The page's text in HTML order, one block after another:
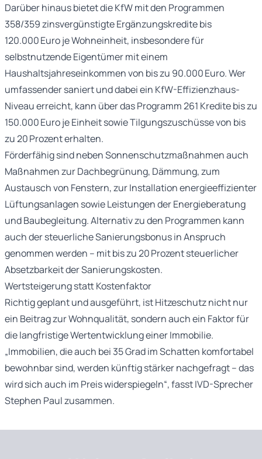
Darüber hinaus bietet die KfW mit den Programmen
358/359 zinsvergünstigte Ergänzungskredite bis
120.000 Euro je Wohneinheit, insbesondere für
selbstnutzende Eigentümer mit einem
Haushaltsjahreseinkommen von bis zu 90.000 Euro. Wer
umfassender saniert und dabei ein KfW-Effizienzhaus-
Niveau erreicht, kann über das Programm 261 Kredite bis zu
150.000 Euro je Einheit sowie Tilgungszuschüsse von bis
zu 20 Prozent erhalten.
Förderfähig sind neben Sonnenschutzmaßnahmen auch
Maßnahmen zur Dachbegrünung, Dämmung, zum
Austausch von Fenstern, zur Installation energieeffizienter
Lüftungsanlagen sowie Leistungen der Energieberatung
und Baubegleitung. Alternativ zu den Programmen kann
auch der steuerliche Sanierungsbonus in Anspruch
genommen werden – mit bis zu 20 Prozent steuerlicher
Absetzbarkeit der Sanierungskosten.
Wertsteigerung statt Kostenfaktor
Richtig geplant und ausgeführt, ist Hitzeschutz nicht nur
ein Beitrag zur Wohnqualität, sondern auch ein Faktor für
die langfristige Wertentwicklung einer Immobilie.
„Immobilien, die auch bei 35 Grad im Schatten komfortabel
bewohnbar sind, werden künftig stärker nachgefragt – das
wird sich auch im Preis widerspiegeln“, fasst IVD-Sprecher
Stephen Paul zusammen.